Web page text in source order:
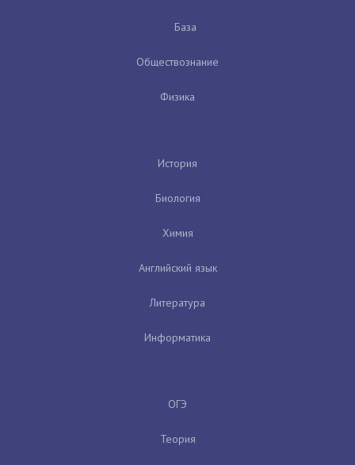
База
Обществознание
Физика
История
Биология
Химия
Английский язык
Литература
Информатика
ОГЭ
Теория